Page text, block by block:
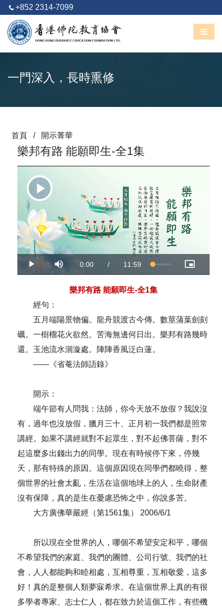
+852 2314-7099
丙午馬年 六月廿六
一門深入，長時熏修
首頁 / 開示菁華
樂邦有路 能願即生-全1集
Play
Video
Play Mute Current
Time
0:00 / Duration
11:59 Loaded:
100.00%
Picture-
in-
樂邦有路 能願即生-全1集
經句：
五月端陽景物偏。龍舟競渡古今傳。數莖蒲葉劍刻
礪。一樹榴花火欲然。苦海無邊何日出。樂邦有路幾時
還。玉池流水洄漩處。陣陣香風泛白蓮。
——《省菴法師語錄》
開示：
端午節有人問我：法師，你今天放不放假？我說沒
有，過年也沒放假，臘月三十、正月初一我們都是照常
講經。如果不講經就對不起眾生，對不起佛菩薩，對不
起這麼多出錢出力的同學。現在有時候停下來，停幾
天，那有特殊的原因。這個原因現在同學們都曉得，整
個世界的社會太亂，生活在這個地球上的人，生命財產
沒有保障，真的是生在憂慮恐怖之中，你說多苦。
大方廣佛華嚴經（第1561集） 2006/6/1
所以現在全世界的人，哪個不希望安定和平，哪個
不希望我們的家庭、我們的團體、公司行號、我們的社
會，人人都能夠和睦相處，互相尊重，互相敬愛，這多
好！真的是整個人類夢寐希求。在這個世界上真的有很
多學者專家、志士仁人，都在致力於這個工作，有些機